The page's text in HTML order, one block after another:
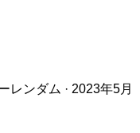
レンダム · 2023年5月